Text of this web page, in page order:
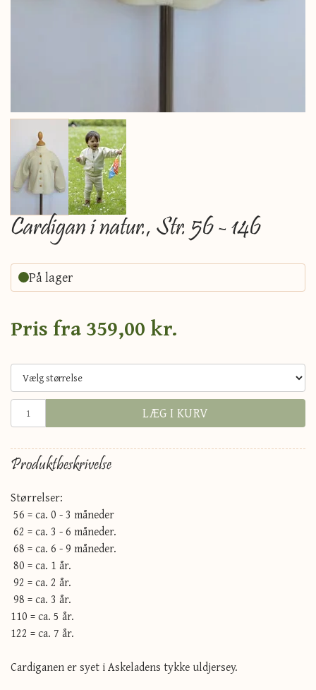
Cardigan i natur., Str. 56 - 146
På lager
Pris fra359,00 kr.
LÆG I KURV
Produktbeskrivelse
Størrelser:
56 = ca. 0 - 3 måneder
62 = ca. 3 - 6 måneder.
68 = ca. 6 - 9 måneder.
80 = ca. 1 år.
92 = ca. 2 år.
98 = ca. 3 år.
110 = ca. 5 år.
122 = ca. 7 år.
Cardiganen er syet i Askeladens tykke uldjersey.